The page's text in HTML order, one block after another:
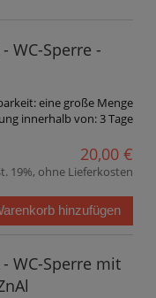
WC-Sperre -
eine große Menge
innerhalb von:3 Tage
20,00 €
19%, ohne Lieferkosten
hinzufügen
WC-Sperre mit